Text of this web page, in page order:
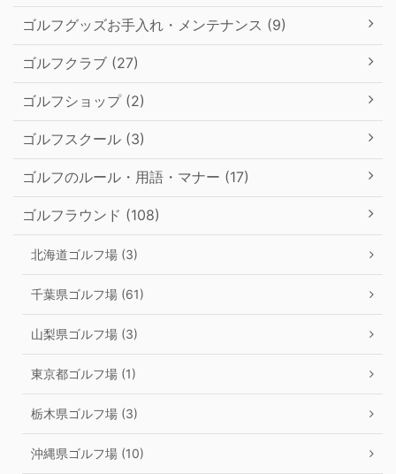
ゴルフグッズお手入れ・メンテナンス (9)
ゴルフクラブ (27)
ゴルフショップ (2)
ゴルフスクール (3)
ゴルフのルール・用語・マナー (17)
ゴルフラウンド (108)
北海道ゴルフ場 (3)
千葉県ゴルフ場 (61)
山梨県ゴルフ場 (3)
東京都ゴルフ場 (1)
栃木県ゴルフ場 (3)
沖縄県ゴルフ場 (10)